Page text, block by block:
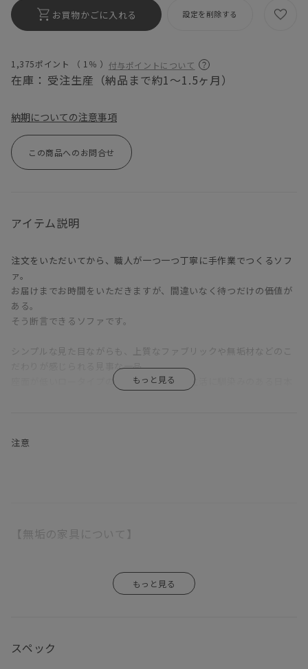
1,375ポイント （ 1％ ） 付与ポイントについて
在庫： 受注生産（納品まで約1～1.5ヶ月）
お買物かごに入れる 設定を削除する
納期についての注意事項
この商品へのお問合せ
アイテム説明
注文をいただいてから、職人が一つ一つ丁寧に手作業でつくるソフ
ァ。
お届けまでお時間をいただきますが、間違いなく待つだけの価値が
ある。
そう断言できるソファです。
シンプルな見た目ながらも、上質なファブリックや無垢材などのこ
だわりが感じられる見事な一品。
座面が低いロータイプのソファは床に近い生活に馴染みのある日本
たりと座ることができるので、「やっぱりソファはリラックスでき
木部は、マスターウォール オリジナルメンテナンスキットでお手入
日本伝統の意地をかけて純日本製を守り抜き見事に完成したこのソ
ファは、100年後のアンティークという言葉に相応しい家具です。
ッシュ）ソファ。
注意
【無垢の家具について】
無垢の木は家具になっても生きているので、湿気を吸ったり吐いた
る季節には加湿器などの使用をおすすめします。
スペック